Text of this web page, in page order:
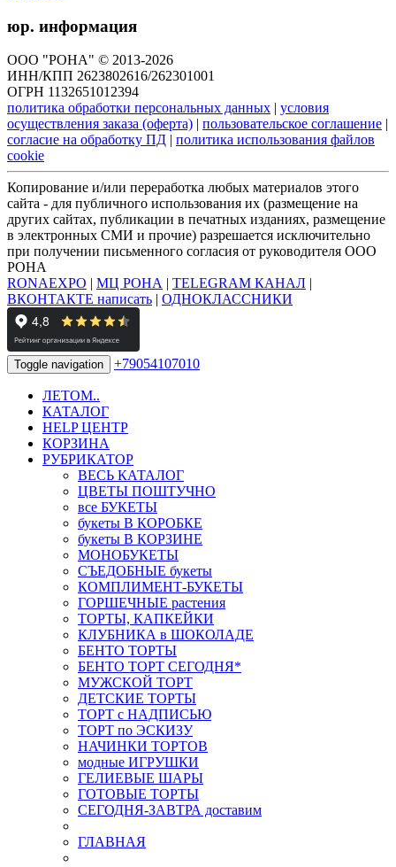
юр. информация
ООО "РОНА" © 2013-2026
ИНН/КПП 2623802616/262301001
ОГРН 1132651012394
политика обработки персональных данных | условия
осуществления заказа (оферта) | пользовательское соглашение |
согласие на обработку ПД | политика использования файлов
cookie
Копирование и/или переработка любых материалов этого
сайта - для публичного использования их (размещение на
других сайтах, публикации в печатных изданиях, размещение
в электронных СМИ и прочие) разрешается исключительно
при получении письменного согласия от руководителя ООО
РОНА
RONAEXPO | МЦ РОНА | TELEGRAM КАНАЛ |
ВКОНТАКТЕ написать | ОДНОКЛАССНИКИ
Toggle navigation +79054107010
ЛЕТОМ..
КАТАЛОГ
HELP ЦЕНТР
КОРЗИНА
РУБРИКАТОР
ВЕСЬ КАТАЛОГ
ЦВЕТЫ ПОШТУЧНО
все БУКЕТЫ
букеты В КОРОБКЕ
букеты В КОРЗИНЕ
МОНОБУКЕТЫ
СЪЕДОБНЫЕ букеты
КОМПЛИМЕНТ-БУКЕТЫ
ГОРШЕЧНЫЕ растения
ТОРТЫ, КАПКЕЙКИ
КЛУБНИКА в ШОКОЛАДЕ
БЕНТО ТОРТЫ
БЕНТО ТОРТ СЕГОДНЯ*
МУЖСКОЙ ТОРТ
ДЕТСКИЕ ТОРТЫ
ТОРТ с НАДПИСЬЮ
ТОРТ по ЭСКИЗУ
НАЧИНКИ ТОРТОВ
модные ИГРУШКИ
ГЕЛИЕВЫЕ ШАРЫ
ГОТОВЫЕ ТОРТЫ
СЕГОДНЯ-ЗАВТРА доставим
ГЛАВНАЯ